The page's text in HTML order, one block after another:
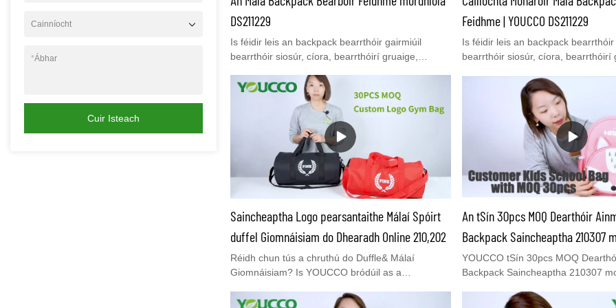
Cainníocht
*Ábhar
Cuir Isteach
DS211229
Is féidir leis an backpack bearrthóir gairmiúil
bearrthóir siosúr, cíora, bearrthóirí gruaige,
scuaba, buidéil spraeála Rinn, agus uirlisí móra
eile a stóráil, arb é do backpack uirlis
gruagaireachta idéalach. Foirfe do thosaitheoirí
Bearbóir, féin-Bhearbóir, dalta scoile Bearbóir,
gruagaire gairmiúil!
Feidhme | YOUCCO DS211229
Is féidir leis an backpack
bearrthóir siosúr, cíora, bearrthóirí
scuaba, buidéil spraeála Rinn,
eile a stóráil, arb é do backpack
gruagaireachta idéalach. Foirfe do
Bearbóir, féin-Bhearbóir, dalta
gruagaire gairmiúil!
Saincheaptha Logo pearsantaithe Málaí Spóirt
duffel Giomnáisiam do Dhearadh Online 210,202
Réidh chun tús a chruthú do Duffle& Málaí
Giomnáisiam? Is YOUCCO bródúil as a
éasca. Maidir leis an duffle saincheaptha& málaí
An tSín 30pcs MOQ Dearthóir
Backpack Saincheaptha 210307
YOUCCO
YOUCCO tSín 30pcs MOQ
Backpack Saincheaptha 210307
munufacturing málaíMála Íseal